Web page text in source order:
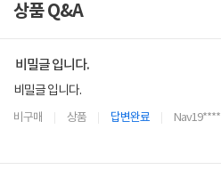
상품 Q&A
비밀글 입니다.
비밀글 입니다.
비구매 상품 답변완료 Nav19****